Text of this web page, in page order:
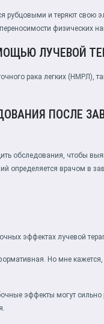
рубцовыми и теряют свою
физических
ЛУЧЕВОЙ
рака легких (НМРЛ),
ПОСЛЕ
обследования, чтобы
определяется врачом в
эффектах лучевой
Но мне
эффекты могут сильно